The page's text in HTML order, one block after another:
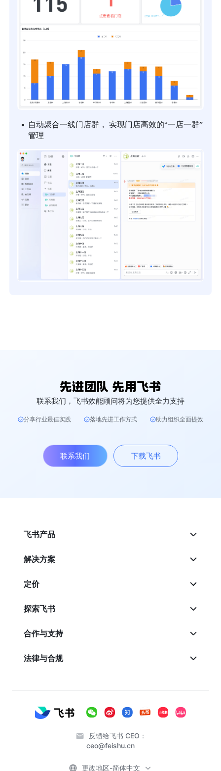
自动聚合一线门店群， 实现门店高效的“一店一群”
管理
联系我们，飞书效能顾问将为您提供全力支持
分享行业最佳实践 落地先进工作方式 助力组织全面提效
联系我们 下载飞书
飞书产品
解决方案
定价
探索飞书
合作与支持
法律与合规
反馈给飞书 CEO：
ceo@feishu.cn
更改地区-简体中文